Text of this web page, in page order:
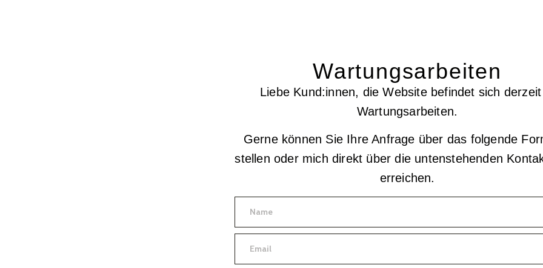
Wartungsarbeiten
Liebe Kund:innen, die Website befindet sich
Wartungsarbeiten.
Gerne können Sie Ihre Anfrage über das folgende
stellen oder mich direkt über die untenstehenden
erreichen.